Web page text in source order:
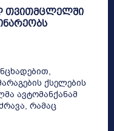
თვითმცლელში
ქსელების
ავტომანქანამ
რამაც